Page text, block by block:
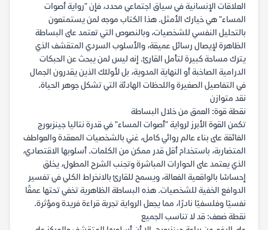
العلاقات الإنسانية في سياق اجتماعي محدد، فإن "رواية أصوات
المساء" هي خيارك الأمثل. هذا الكتاب موجه لمن يستمتعون
بالتحليل النفسي للشخصيات، وبالنصوص التي تعتمد على البساطة
الظاهرة لإيصال رسائل عميقة، والأسلوب السردي المتقشف الذي
يترك مساحة كبيرة لتأمل القارئ. إنه ليس لمن يبحث عن الحبكات
الدرامية الصاخبة أو النهاية المدوية، بل لأولئك الذين يقدرون الجمال
في التفاصيل الصغيرة واللحظات الهادئة التي تشكل جوهر الحياة.
نقد متوازن
نقطة قوة: العمق من خلال البساطة
تكمن القوة الأبرز لرواية "أصوات المساء" في قدرة نتاليا جينزبورج
الفائقة على بناء عالم روائي كامل، غني بالشخصيات المعقدة والعواطف
المتضاربة، باستخدام أقل قدر ممكن من الكلمات. أسلوبها الاقتصادي،
الذي يعتمد على الحوارات المباشرة وتجنب الشرح المطول، يخلق
إحساسًا بالواقعية الفعالة، ويسمح للقارئ بالانخراط الكلي في تفسير
الدوافع الخفية للشخصيات. هذه البساطة الظاهرية تخفي تحتها عمقًا
نفسيًا وفلسفيًا نادرًا، مما يجعل الرواية تجربة قراءة فريدة ومؤثرة.
نقطة ضعف: قد لا تناسب الجميع